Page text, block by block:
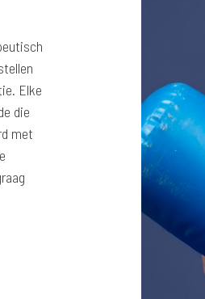
Elke
die
met